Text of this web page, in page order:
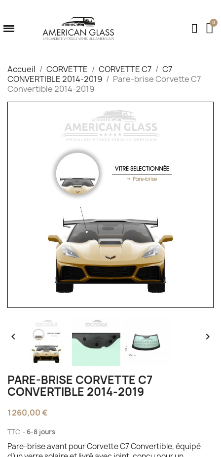
Accueil CORVETTE CORVETTE C7
C7
CONVERTIBLE 2014-2019
Pare-brise Corvette C7
Convertible 2014-2019
 
PARE-BRISE CORVETTE C7
CONVERTIBLE 2014-2019
1 260,00 €
TTC 6-8 jours
Pare-brise avant pour Corvette C7 Convertible, équipé